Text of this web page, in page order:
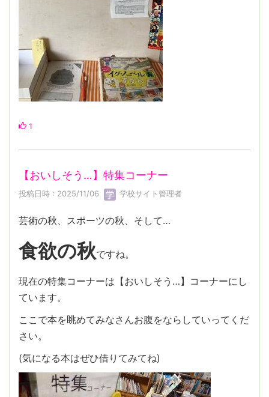
1
【おいしそう…】特集コーナー
投稿日時 : 2025/11/06 学校サイト管理者
芸術の秋、スポーツの秋、そして…
食欲の秋ですね。
現在の特集コーナーは【おいしそう…】コーナーにし
ています。
ここで本を眺めてみなさんお腹をならしていってくだ
さい。
(気になる本はぜひ借りてみてね)